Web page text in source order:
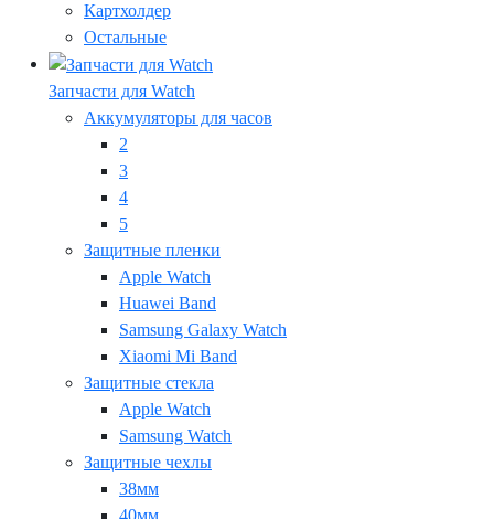
Картхолдер
Остальные
Запчасти для Watch
Аккумуляторы для часов
2
3
4
5
Защитные пленки
Apple Watch
Huawei Band
Samsung Galaxy Watch
Xiaomi Mi Band
Защитные стекла
Apple Watch
Samsung Watch
Защитные чехлы
38мм
40мм